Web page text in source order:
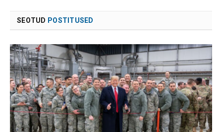
SEOTUD POSTITUSED